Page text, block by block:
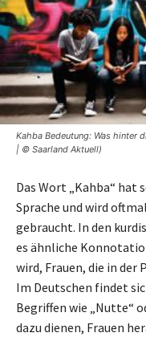
Kahba Bedeutung: Was hinter
| © Saarland Aktuell)
Das Wort „Kahba“ hat
Sprache und wird
gebraucht. In den
es ähnliche
wird, Frauen, die in
Im Deutschen findet
Begriffen wie „Nutte“
dazu dienen, Frauen